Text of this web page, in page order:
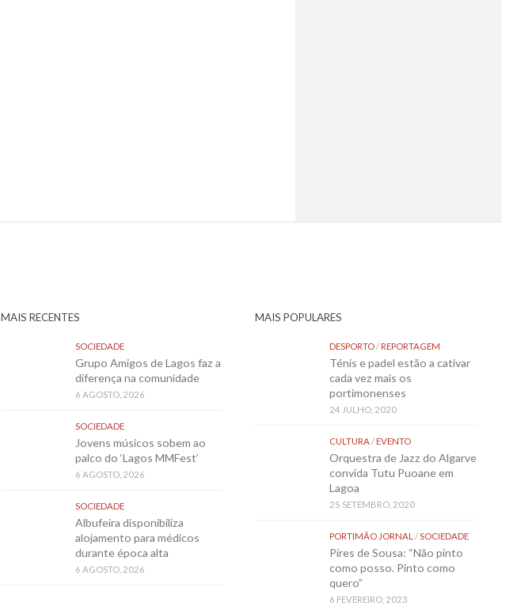
MAIS RECENTES
SOCIEDADE
Grupo Amigos de Lagos faz a
diferença na comunidade
6 AGOSTO, 2026
SOCIEDADE
Jovens músicos sobem ao
palco do ‘Lagos MMFest’
6 AGOSTO, 2026
SOCIEDADE
Albufeira disponibiliza
alojamento para médicos
durante época alta
6 AGOSTO, 2026
MAIS POPULARES
DESPORTO/REPORTAGEM
Ténis e padel estão a cativar
cada vez mais os
portimonenses
24 JULHO, 2020
CULTURA/EVENTO
Orquestra de Jazz do Algarve
convida Tutu Puoane em
Lagoa
25 SETEMBRO, 2020
PORTIMÃO JORNAL /SOCIEDADE
Pires de Sousa: “Não pinto
como posso. Pinto como
quero”
6 FEVEREIRO, 2023